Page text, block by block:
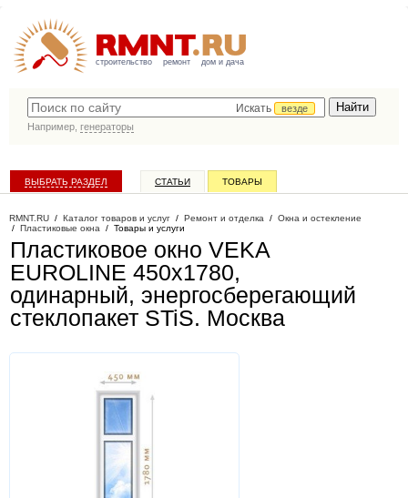
строительство ремонт дом и дача
Искать
везде
Например, генераторы
ВЫБРАТЬ РАЗДЕЛ СТАТЬИ ТОВАРЫ
RMNT.RU / Каталог товаров и услуг / Ремонт и отделка / Окна и остекление
/ Пластиковые окна / Товары и услуги
Пластиковое окно VEKA
EUROLINE 450х1780,
одинарный, энергосберегающий
стеклопакет STiS. Москва